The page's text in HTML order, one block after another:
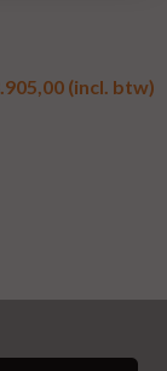
(incl. btw)